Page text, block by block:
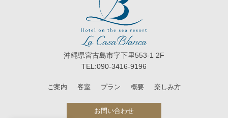
沖縄県宮古島市字下里553-1 2F
TEL:090-3416-9196
ご案内 客室 プラン 概要 楽しみ方
お問い合わせ